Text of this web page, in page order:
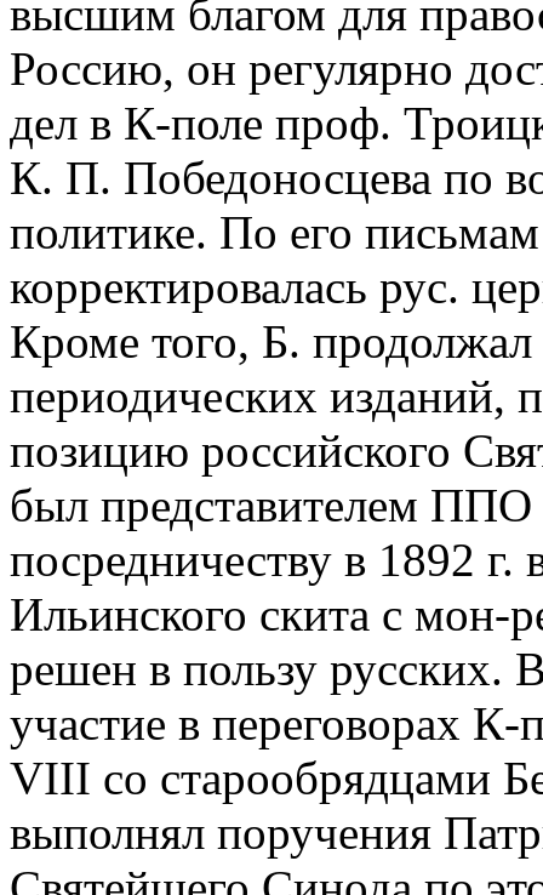
высшим благом для
Россию, он регулярно
дел в К-поле проф.
К. П. Победоносцева по
политике. По его
корректировалась рус.
Кроме того, Б. продолжал
периодических изданий,
позицию российского
был представителем ППО
посредничеству в 1892
Ильинского скита с
решен в пользу русских.
участие в переговорах
VIII со старообрядцами
выполнял поручения